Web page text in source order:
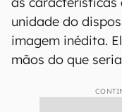
unidade do
imagem inédita.
mãos do que